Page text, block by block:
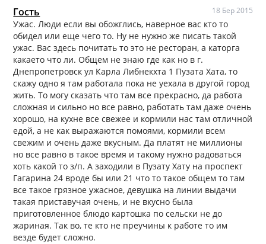
Гость 18 Бер 2015
Ужас. Люди если вы обожглись, наверное вас кто то
обидел или еще чего то. Ну не нужно же писать такой
ужас. Вас здесь почитать то это не ресторан, а каторга
какаето что ли. Общем не знаю где как но в г.
Днепропетровск ул Карла Либнекхта 1 Пузата Хата, то
скажу одно я там работала пока не уехала в другой город
жить. То могу сказать что там все прекрасно, да работа
сложная и сильно но все равно, работать там даже очень
хорошо, на кухне все свежее и кормили нас там отличной
едой, а не как выражаются помоями, кормили всем
свежим и очень даже вкусным. Да платят не миллионы
но все равно в такое время и такому нужно радоваться
хоть какой то з/п. А заходили в Пузату Хату на проспект
Гагарина 24 вроде бы или 21 что то такое общем то там
все такое грязное ужасное, девушка на линии выдачи
такая приставучая очень, и не вкусно была
приготовленное блюдо картошка по сельски не до
жариная. Так во, те кто не преучины к работе то им
везде будет сложно.